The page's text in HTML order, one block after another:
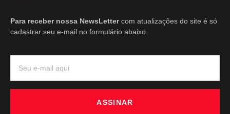
Para receber nossa NewsLettercom atualizações do site é só
cadastrar seu e-mail no formulário abaixo.
ASSINAR